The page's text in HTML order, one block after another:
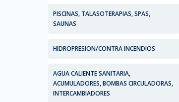
PISCINAS, TALASOTERAPIAS, SPAS,
SAUNAS
HIDROPRESION/CONTRA INCENDIOS
AGUA CALIENTE SANITARIA,
ACUMULADORES, BOMBAS CIRCULADORAS,
INTERCAMBIADORES